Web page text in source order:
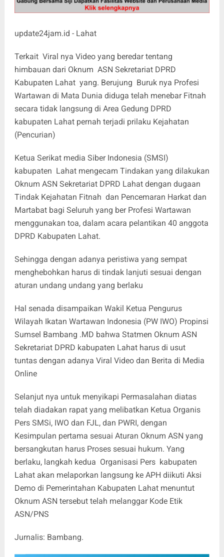
update24jam.id - Lahat
Terkait Viral nya Video yang beredar tentang
himbauan dari Oknum ASN Sekretariat DPRD
Kabupaten Lahat yang. Berujung Buruk nya Profesi
Wartawan di Mata Dunia diduga telah menebar Fitnah
secara tidak langsung di Area Gedung DPRD
kabupaten Lahat pernah terjadi prilaku Kejahatan
(Pencurian)
Ketua Serikat media Siber Indonesia (SMSI)
kabupaten Lahat mengecam Tindakan yang dilakukan
Oknum ASN Sekretariat DPRD Lahat dengan dugaan
Tindak Kejahatan Fitnah dan Pencemaran Harkat dan
Martabat bagi Seluruh yang ber Profesi Wartawan
menggunakan toa, dalam acara pelantikan 40 anggota
DPRD Kabupaten Lahat.
Sehingga dengan adanya peristiwa yang sempat
menghebohkan harus di tindak lanjuti sesuai dengan
aturan undang undang yang berlaku
Hal senada disampaikan Wakil Ketua Pengurus
Wilayah Ikatan Wartawan Indonesia (PW IWO) Propinsi
Sumsel Bambang .MD bahwa Statmen Oknum ASN
Sekretariat DPRD kabupaten Lahat harus di usut
tuntas dengan adanya Viral Video dan Berita di Media
Online
Selanjut nya untuk menyikapi Permasalahan diatas
telah diadakan rapat yang melibatkan Ketua Organis
Pers SMSi, IWO dan FJL, dan PWRI, dengan
Kesimpulan pertama sesuai Aturan Oknum ASN yang
bersangkutan harus Proses sesuai hukum. Yang
berlaku, langkah kedua Organisasi Pers kabupaten
Lahat akan melaporkan langsung ke APH diikuti Aksi
Demo di Pemerintahan Kabupaten Lahat menuntut
Oknum ASN tersebut telah melanggar Kode Etik
ASN/PNS
Jurnalis: Bambang.